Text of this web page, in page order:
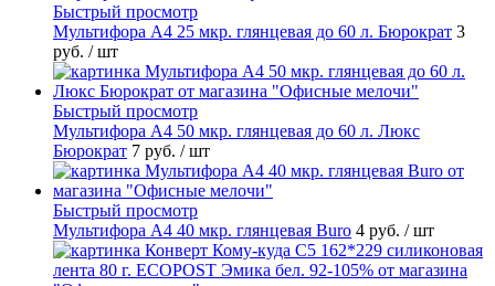
Быстрый просмотр
Мультифора А4 25 мкр. глянцевая до 60 л. Бюрократ 3
руб. / шт
Быстрый просмотр
Мультифора А4 50 мкр. глянцевая до 60 л. Люкс
Бюрократ 7 руб. / шт
Быстрый просмотр
Мультифора А4 40 мкр. глянцевая Buro 4 руб. / шт